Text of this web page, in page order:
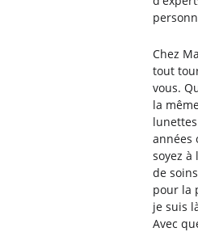
Chez
tout
vous.
la
années
soyez à
de
pour la
je suis
Avec